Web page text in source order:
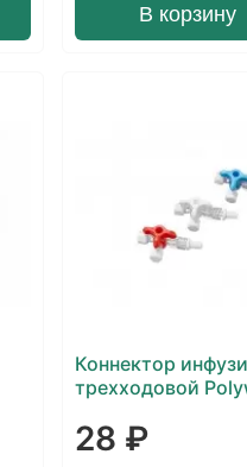
В корзину
Коннектор
трехходовой
28 ₽